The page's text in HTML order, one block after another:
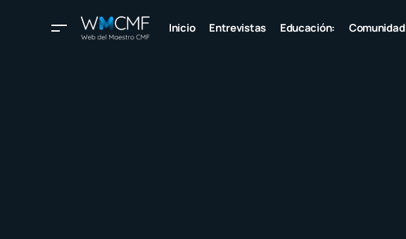
Inicio Entrevistas Educación: Comunidad